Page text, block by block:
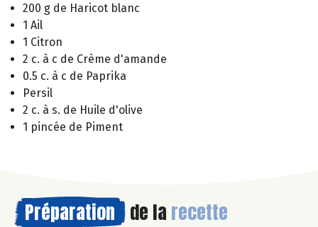
200 g de Haricot blanc
1 Ail
1 Citron
2 c. à c de Crème d'amande
0.5 c. à c de Paprika
Persil
2 c. à s. de Huile d'olive
1 pincée de Piment
Préparation de la recette